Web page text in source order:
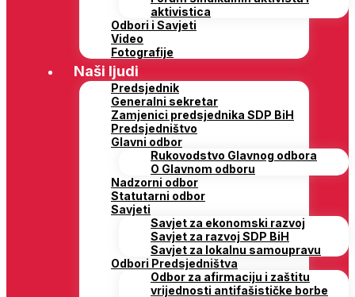
aktivistica
Odbori i Savjeti
Video
Fotografije
Naši ljudi
Predsjednik
Generalni sekretar
Zamjenici predsjednika SDP BiH
Predsjedništvo
Glavni odbor
Rukovodstvo Glavnog odbora
O Glavnom odboru
Nadzorni odbor
Statutarni odbor
Savjeti
Savjet za ekonomski razvoj
Savjet za razvoj SDP BiH
Savjet za lokalnu samoupravu
Odbori Predsjedništva
Odbor za afirmaciju i zaštitu
vrijednosti antifašističke borbe